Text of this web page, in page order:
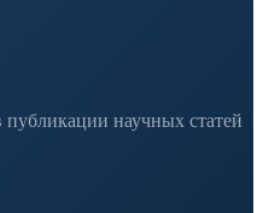
научных статей